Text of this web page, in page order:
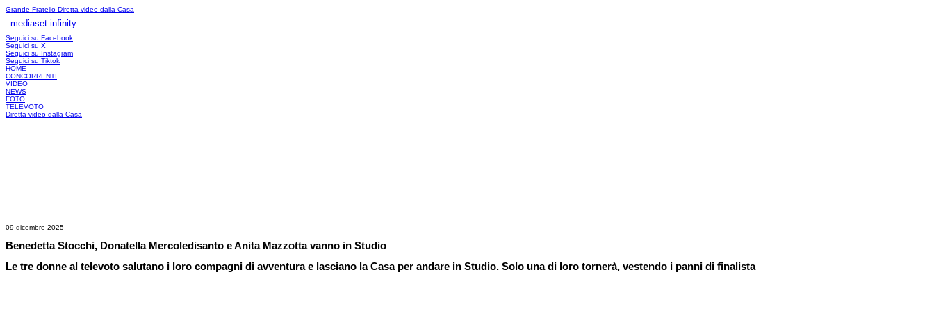
Grande Fratello Diretta video dalla Casa
mediaset infinity
Seguici su Facebook
Seguici su X
Seguici su Instagram
Seguici su Tiktok
HOME
CONCORRENTI
VIDEO
NEWS
FOTO
TELEVOTO
Diretta video dalla Casa
09 dicembre 2025
Benedetta Stocchi, Donatella Mercoledisanto e Anita Mazzotta vanno in Studio
Le tre donne al televoto salutano i loro compagni di avventura e lasciano la Casa per andare in Studio. Solo una di loro tornerà, vestendo i panni di finalista